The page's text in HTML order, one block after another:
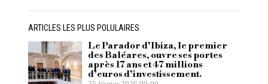
ARTICLES LES PLUS POLULAIRES
Le Parador d’Ibiza, le premier
des Baléares, ouvre ses portes
après 17 ans et 47 millions
d’euros d’investissement.